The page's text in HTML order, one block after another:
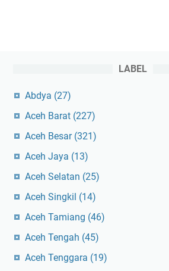
LABEL
Abdya (27)
Aceh Barat (227)
Aceh Besar (321)
Aceh Jaya (13)
Aceh Selatan (25)
Aceh Singkil (14)
Aceh Tamiang (46)
Aceh Tengah (45)
Aceh Tenggara (19)